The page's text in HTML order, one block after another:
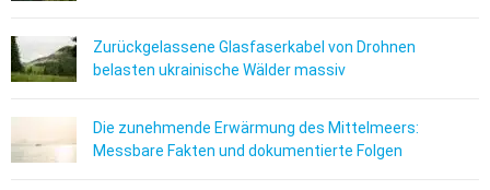
Zurückgelassene Glasfaserkabel von Drohnen
belasten ukrainische Wälder massiv
Die zunehmende Erwärmung des Mittelmeers:
Messbare Fakten und dokumentierte Folgen